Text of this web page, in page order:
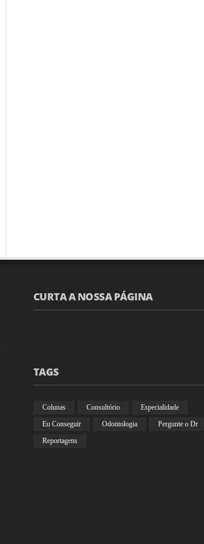
CURTA A NOSSA PÁGINA
TAGS
Colunas Consultório
Especialidade
Eu Conseguir
Odontologia
Pergunte o Dr
Reportagens